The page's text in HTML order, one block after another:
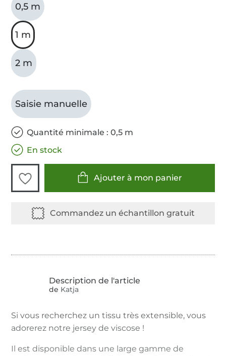
0,5 m
1 m
2 m
Saisie manuelle
Quantité minimale : 0,5 m
En stock
Ajouter à mon panier
de Katja
Si vous recherchez un tissu très extensible, vous
adorerez notre jersey de viscose !
Il est disponible dans une large gamme de